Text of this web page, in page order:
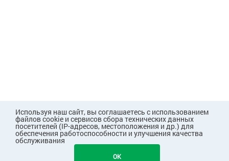
В КОРЗИНУ 102
Используя наш сайт, вы соглашаетесь с использованием
файлов cookie и сервисов сбора технических данных
посетителей (IP-адресов, местоположения и др.) для
обеспечения работоспособности и улучшения качества
обслуживания
OK